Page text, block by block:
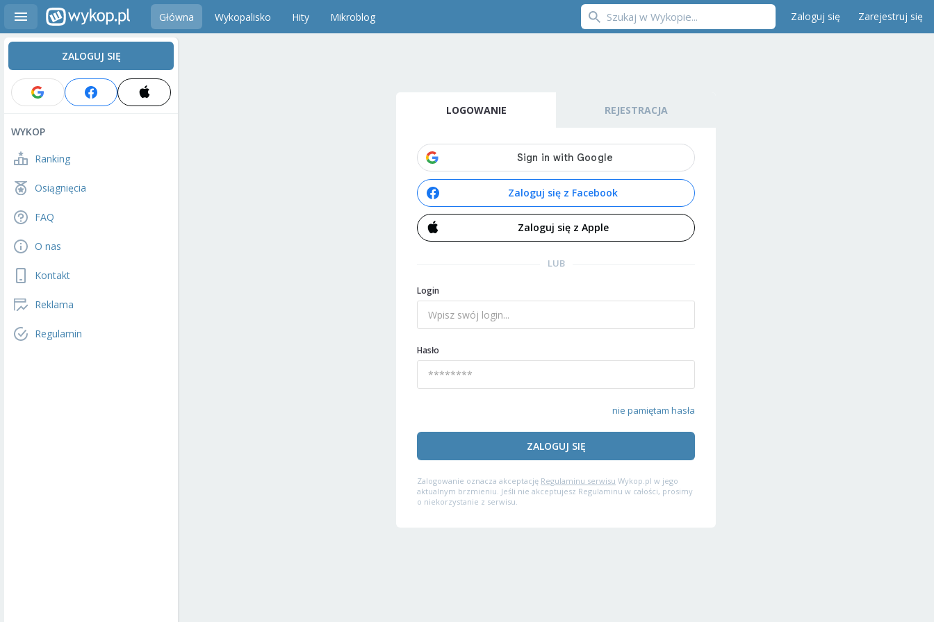
Główna Wykopalisko Hity Mikroblog Zaloguj się Zarejestruj się
ZALOGUJ SIĘ
WYKOP
Ranking
Osiągnięcia
FAQ
O nas
Kontakt
Reklama
Regulamin
LOGOWANIE REJESTRACJA
Zaloguj się z Facebook
Zaloguj się z Apple
LUB
Login
Hasło
nie pamiętam hasła
ZALOGUJ SIĘ
Zalogowanie oznacza akceptację Regulaminu serwisu Wykop.pl w jego
aktualnym brzmieniu. Jeśli nie akceptujesz Regulaminu w całości, prosimy
o niekorzystanie z serwisu.